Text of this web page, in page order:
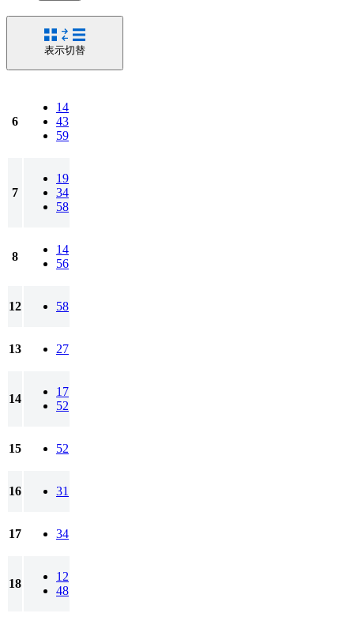
表示切替
6
14
43
59
7
19
34
58
8
14
56
12 58
13 27
14
17
52
15 52
16 31
17 34
18
12
48